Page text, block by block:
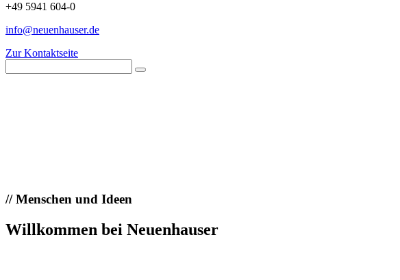
+49 5941 604-0
info@neuenhauser.de
Zur Kontaktseite
//Menschen und Ideen
Willkommen bei Neuenhauser